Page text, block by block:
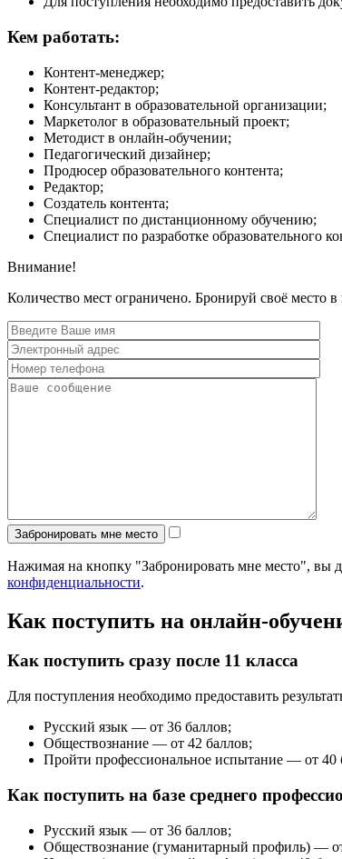
Кем работать:
Контент-менеджер;
Контент-редактор;
Консультант в образовательной организации;
Маркетолог в образовательный проект;
Методист в онлайн-обучении;
Педагогический дизайнер;
Продюсер образовательного контента;
Редактор;
Создатель контента;
Специалист по дистанционному обучению;
Специалист по разработке образовательного
Внимание!
Количество мест ограничено. Бронируй своё место в
Нажимая на кнопку "Забронировать мне место", вы
конфиденциальности.
Как поступить на онлайн-
Как поступить сразу после 11 класса
Для поступления необходимо предоставить
Русский язык — от 36 баллов;
Обществознание — от 42 баллов;
Пройти профессиональное испытание — от 40
Как поступить на базе среднего
Русский язык — от 36 баллов;
Обществознание (гуманитарный профиль) —